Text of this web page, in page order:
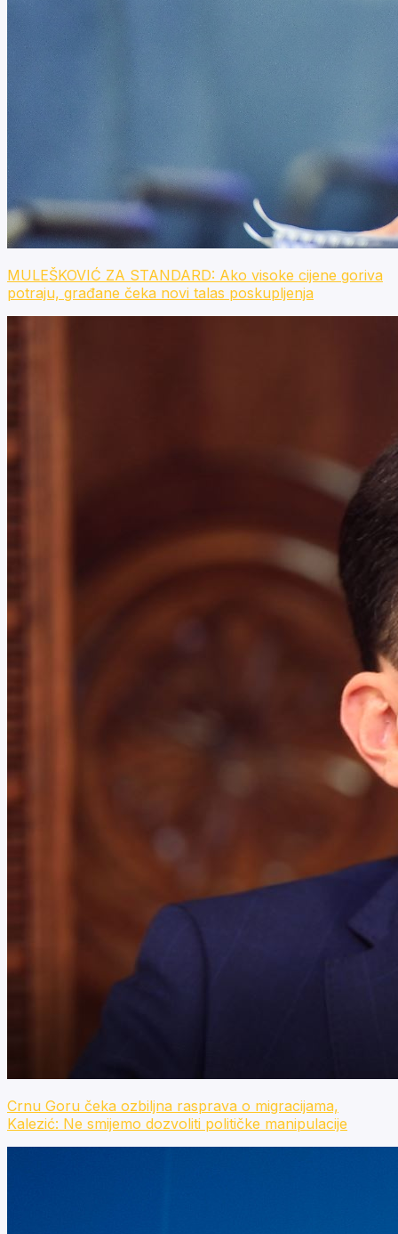
MULEŠKOVIĆ ZA STANDARD: Ako visoke cijene goriva
potraju, građane čeka novi talas poskupljenja
Crnu Goru čeka ozbiljna rasprava o migracijama,
Kalezić: Ne smijemo dozvoliti političke manipulacije